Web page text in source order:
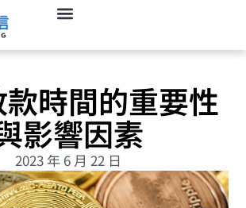
時間的重要性
影響因素
2023 年 6 月 22 日